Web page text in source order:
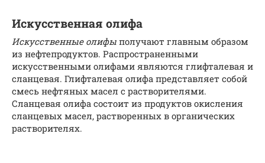
Искусственная олифа
Искусственные олифы получают главным образом
из нефтепродуктов. Распространенными
искусственными олифами являются глифталевая и
сланцевая. Глифталевая олифа представляет собой
смесь нефтяных масел с растворителями.
Сланцевая олифа состоит из продуктов окисления
сланцевых масел, растворенных в органических
растворителях.